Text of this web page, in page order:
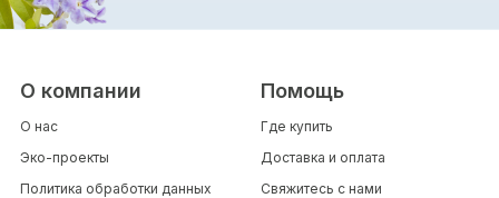
О компании
О нас
Эко-проекты
Политика обработки данных
Помощь
Где купить
Доставка и оплата
Свяжитесь с нами